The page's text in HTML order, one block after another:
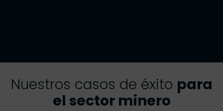
Nuestros casos de éxito para
el sector minero